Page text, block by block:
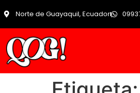
Norte de Guayaquil, Ecuador